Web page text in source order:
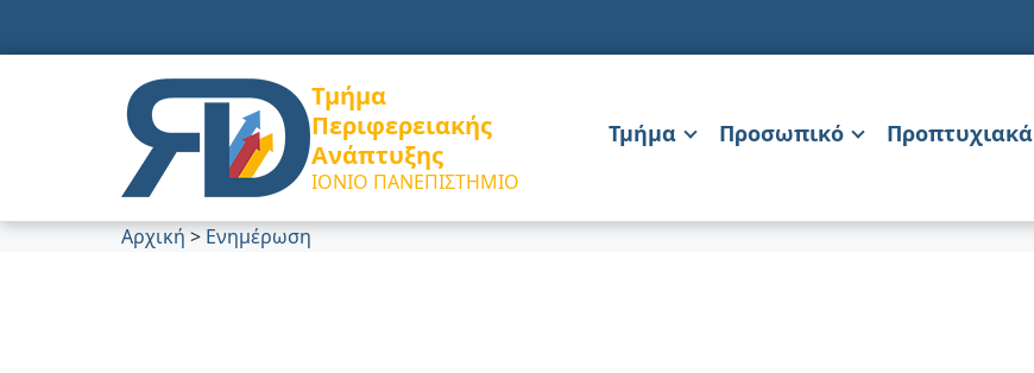
Τμήμα
Περιφερειακής
Ανάπτυξης
ΙΟΝΙΟ ΠΑΝΕΠΙΣΤΗΜΙΟ
Τμήμα Προσωπικό Προπτυχιακά
Αρχική > Ενημέρωση